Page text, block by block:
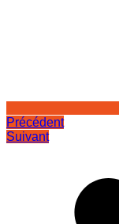
Précédent
Suivant